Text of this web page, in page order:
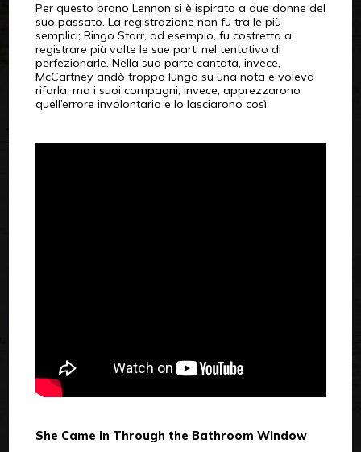
Per questo brano Lennon si è ispirato a due donne del
suo passato. La registrazione non fu tra le più
semplici; Ringo Starr, ad esempio, fu costretto a
registrare più volte le sue parti nel tentativo di
perfezionarle. Nella sua parte cantata, invece,
McCartney andò troppo lungo su una nota e voleva
rifarla, ma i suoi compagni, invece, apprezzarono
quell’errore involontario e lo lasciarono così.
She Came in Through the Bathroom Window